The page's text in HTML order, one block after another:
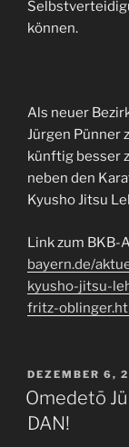
können.
Als neuer
Jürgen Pünner
künftig besser
neben den
Kyusho Jitsu
Link zum BKB-
bayern.de/
kyusho-jitsu-
fritz-
AM
DEZEMBER 6,
Omedetō
DAN!